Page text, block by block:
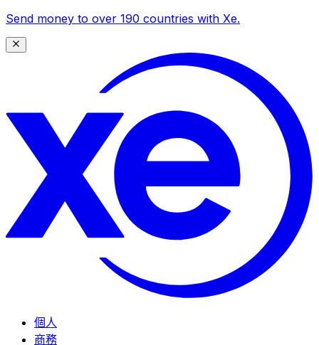
Send money to over 190 countries with Xe.
個人
商務